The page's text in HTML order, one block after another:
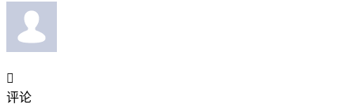

评论